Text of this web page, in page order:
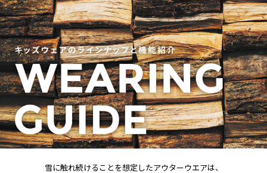
雪に触れ続けることを想定したアウターウエアは、